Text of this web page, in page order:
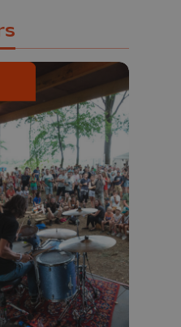
5x2
pour le
Ferrières
🌿🎶
jusqu'au 9 août,